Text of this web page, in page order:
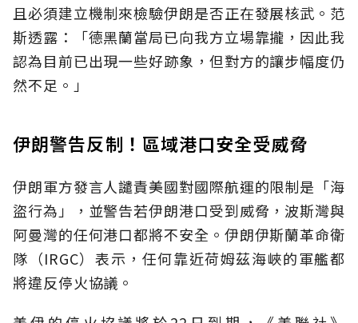
且必須建立機制來檢驗伊朗是否正在發展核武。范
斯透露：「德黑蘭當局已向我方立場靠攏，因此我
認為目前已出現一些好跡象，但對方的讓步幅度仍
然不足。」
伊朗警告反制！區域港口安全受威脅
伊朗軍方發言人譴責美國對國際航運的限制是「海
盜行為」，並警告若伊朗港口受到威脅，波斯灣與
阿曼灣的任何港口都將不安全。伊朗伊斯蘭革命衛
隊（IRGC）表示，任何靠近荷姆茲海峽的軍艦都
將違反停火協議。